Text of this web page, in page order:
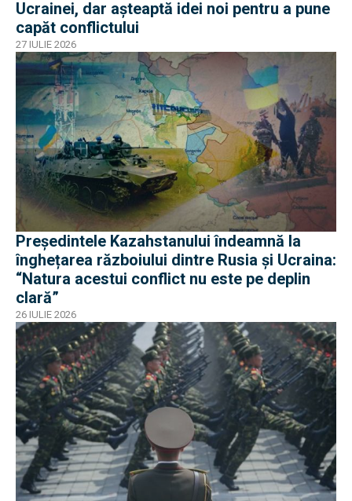
Ucrainei, dar așteaptă idei noi pentru a pune
capăt conflictului
27 IULIE 2026
Președintele Kazahstanului îndeamnă la
înghețarea războiului dintre Rusia și Ucraina:
“Natura acestui conflict nu este pe deplin
clară”
26 IULIE 2026